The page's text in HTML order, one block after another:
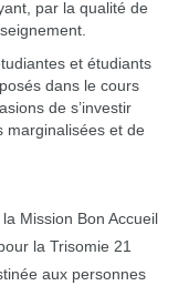
par la qualité de
et étudiants
dans le cours
de s’investir
marginalisées et de
Mission Bon Accueil
la Trisomie 21
aux personnes